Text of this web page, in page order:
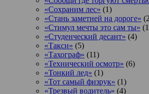
«Сохраним лес» (1)
«Стань заметней на дороге»
«Стимул мечты это сам ты»
«Студенческий десант» (4)
«Такси» (5)
«Тахограф» (11)
«Технический осмотр» (6)
«Тонкий лед» (1)
«Тот самый физрук» (1)
«Трезвый водитель» (4)